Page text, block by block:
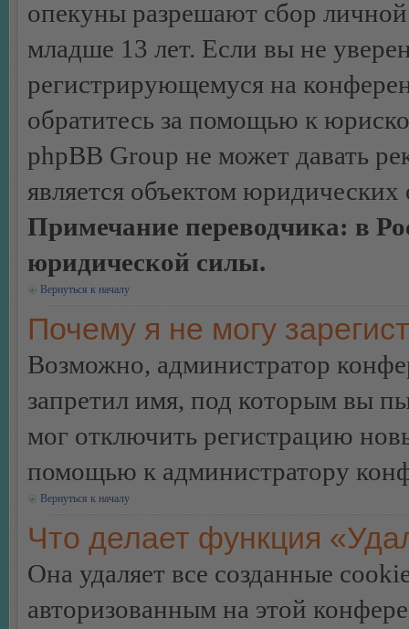
опекуны разрешают сбор
младше 13 лет. Если вы не
регистрирующемуся на
обратитесь за помощью к
phpBB Group не может давать
является объектом
Примечание переводчика: в
юридической силы.
Вернуться к началу
Почему я не могу
Возможно, администратор
запретил имя, под которым вы
мог отключить регистрацию
помощью к администратору
Вернуться к началу
Что делает функция
Она удаляет все созданные
авторизованным на этой